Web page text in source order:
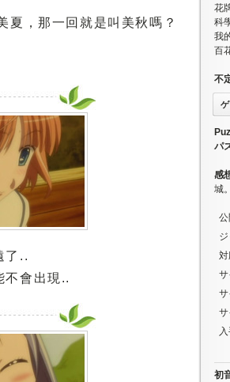
夏，那一回就是叫美秋嗎？
了..
不會出現..
花
科
我
百
不
パ
感
城
公
対
サ
サ
サ
初